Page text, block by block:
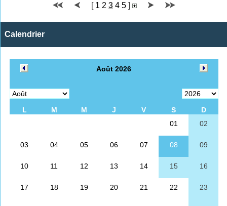
[ 1 2 3 4 5 ]
Calendrier